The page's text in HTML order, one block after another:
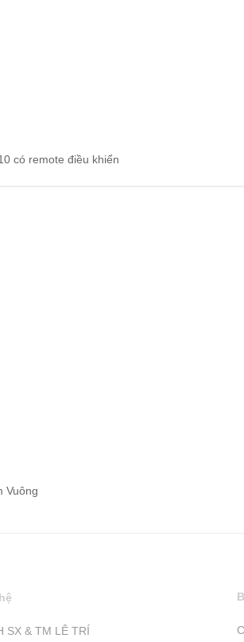
có remote điều khiển
Vuông
SX & TM LÊ TRÍ